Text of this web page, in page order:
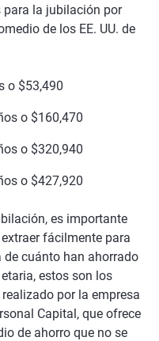
para la jubilación por
de los EE. UU. de
o $53,490
o $160,470
o $320,940
o $427,920
es importante
fácilmente para
cuánto han ahorrado
estos son los
por la empresa
Capital, que ofrece
de ahorro que no se